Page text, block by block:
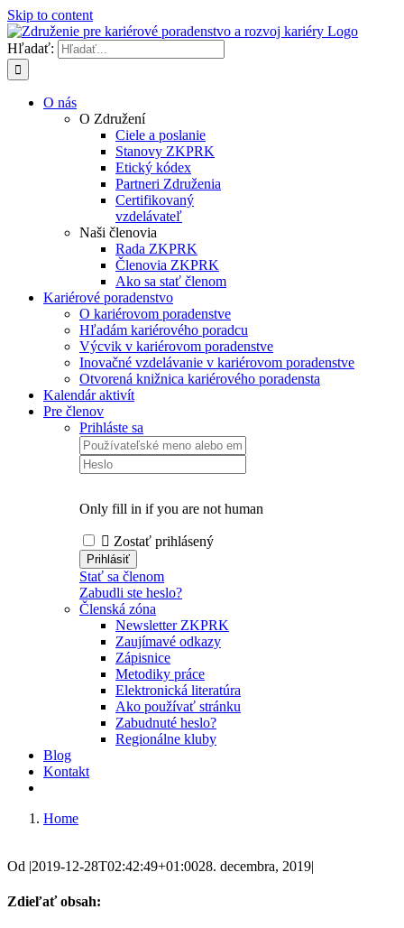
Skip to content
Hľadať:
O nás
O Združení
Ciele a poslanie
Stanovy ZKPRK
Etický kódex
Partneri Združenia
Certifikovaný
vzdelávateľ
Naši členovia
Rada ZKPRK
Členovia ZKPRK
Ako sa stať členom
Kariérové poradenstvo
O kariérovom poradenstve
Hľadám kariérového poradcu
Výcvik v kariérovom poradenstve
Inovačné vzdelávanie v kariérovom poradenstve
Otvorená knižnica kariérového poradensta
Kalendár aktivít
Pre členov
Prihláste sa
Only fill in if you are not human
Zostať prihlásený
Stať sa členom
Zabudli ste heslo?
Členská zóna
Newsletter ZKPRK
Zaujímavé odkazy
Zápisnice
Metodiky práce
Elektronická literatúra
Ako používať stránku
Zabudnuté heslo?
Regionálne kluby
Blog
Kontakt
Home
Od |2019-12-28T02:42:49+01:0028. decembra, 2019|
Zdieľať obsah: